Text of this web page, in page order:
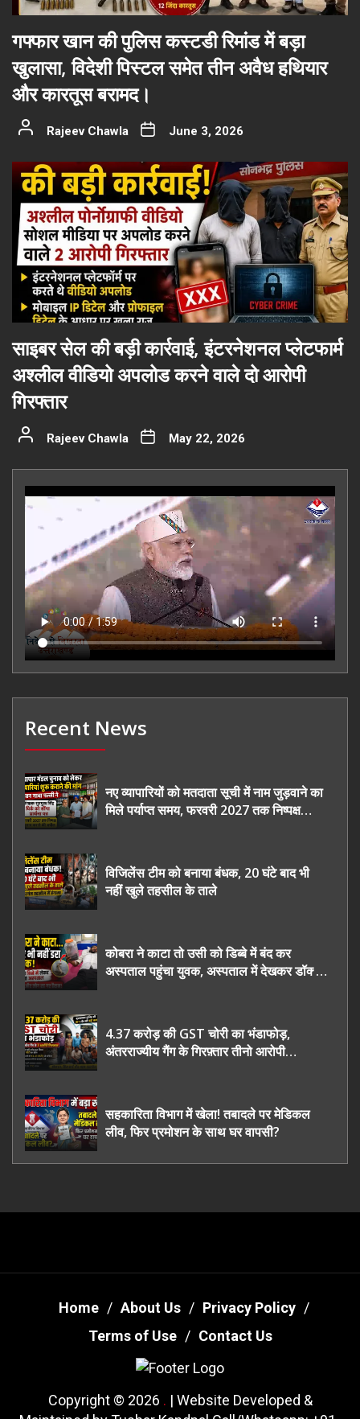
गफ्फार खान की पुलिस कस्टडी रिमांड में बड़ा
खुलासा, विदेशी पिस्टल समेत तीन अवैध हथियार
और कारतूस बरामद।
Rajeev Chawla June 3, 2026
साइबर सेल की बड़ी कार्रवाई, इंटरनेशनल प्लेटफार्म
अश्लील वीडियो अपलोड करने वाले दो आरोपी
गिरफ्तार
Rajeev Chawla May 22, 2026
Recent News
नए व्यापारियों को मतदाता सूची में नाम जुड़वाने का
मिले पर्याप्त समय, फरवरी 2027 तक निष्पक्ष
विजिलेंस टीम को बनाया बंधक, 20 घंटे बाद भी
नहीं खुले तहसील के ताले
कोबरा ने काटा तो उसी को डिब्बे में बंद कर
अस्पताल पहुंचा युवक, अस्पताल में देखकर डॉक्टर
4.37 करोड़ की GST चोरी का भंडाफोड़,
अंतरराज्यीय गैंग के गिरफ़्तार तीनो आरोपी
सहकारिता विभाग में खेला! तबादले पर मेडिकल
लीव, फिर प्रमोशन के साथ घर वापसी?
Home About Us
Privacy Policy
Terms of Use
Contact Us
Copyright © 2026 . | Website Developed &